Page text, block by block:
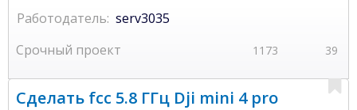
1173 39
Срочный проект
Работодатель: serv3035
Сделать fcc 5.8 ГГц Dji mini 4 pro